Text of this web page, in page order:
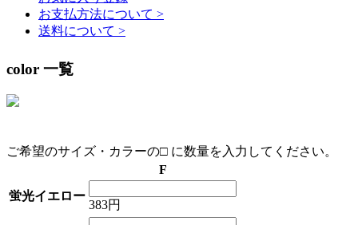
お支払方法について >
送料について >
color 一覧
ご希望のサイズ・カラーの□ に数量を入力してください。
F
蛍光イエロー
383円